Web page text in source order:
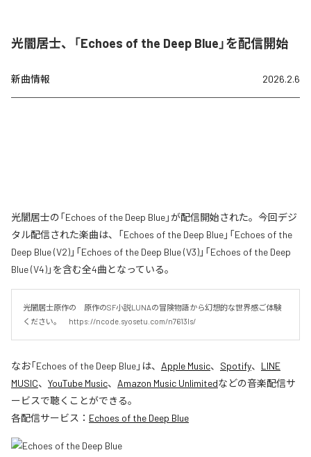
光闇居士、「Echoes of the Deep Blue」を配信開始
新曲情報 2026.2.6
光闇居士の「Echoes of the Deep Blue」が配信開始された。今回デジ
タル配信された楽曲は、「Echoes of the Deep Blue」「Echoes of the
Deep Blue (V2)」「Echoes of the Deep Blue (V3)」「Echoes of the Deep
Blue (V4)」を含む全4曲となっている。
光闇居士原作の　原作のSF小説LUNAの冒険物語から幻想的な世界感ご体験
ください。　https://ncode.syosetu.com/n7613ls/
なお「Echoes of the Deep Blue」は、 Apple Music、 Spotify、 LINE
MUSIC、 YouTube Music、 Amazon Music Unlimitedなどの音楽配信サ
ービスで聴くことができる。
各配信サービス： Echoes of the Deep Blue